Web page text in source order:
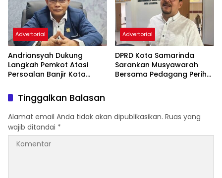
Advertorial
Andriansyah Dukung
Langkah Pemkot Atasi
Persoalan Banjir Kota
Advertorial
DPRD Kota Samarinda
Sarankan Musyawarah
Bersama Pedagang Perihal
Tinggalkan Balasan
Alamat email Anda tidak akan dipublikasikan. Ruas yang
wajib ditandai *